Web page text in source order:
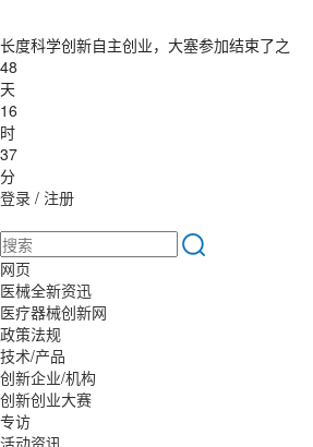
长度科学创新自主创业，大塞参加结束了之
48
天
16
时
37
分
登录 / 注册
网页
医械全新资迅
医疗器械创新网
政策法规
技术/产品
创新企业/机构
创新创业大赛
专访
活动资讯